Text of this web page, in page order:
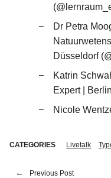
Dr Petra
Düsseldorf
Katrin
Expert |
Nicole
CATEGORIES Livetalk
Previous Post